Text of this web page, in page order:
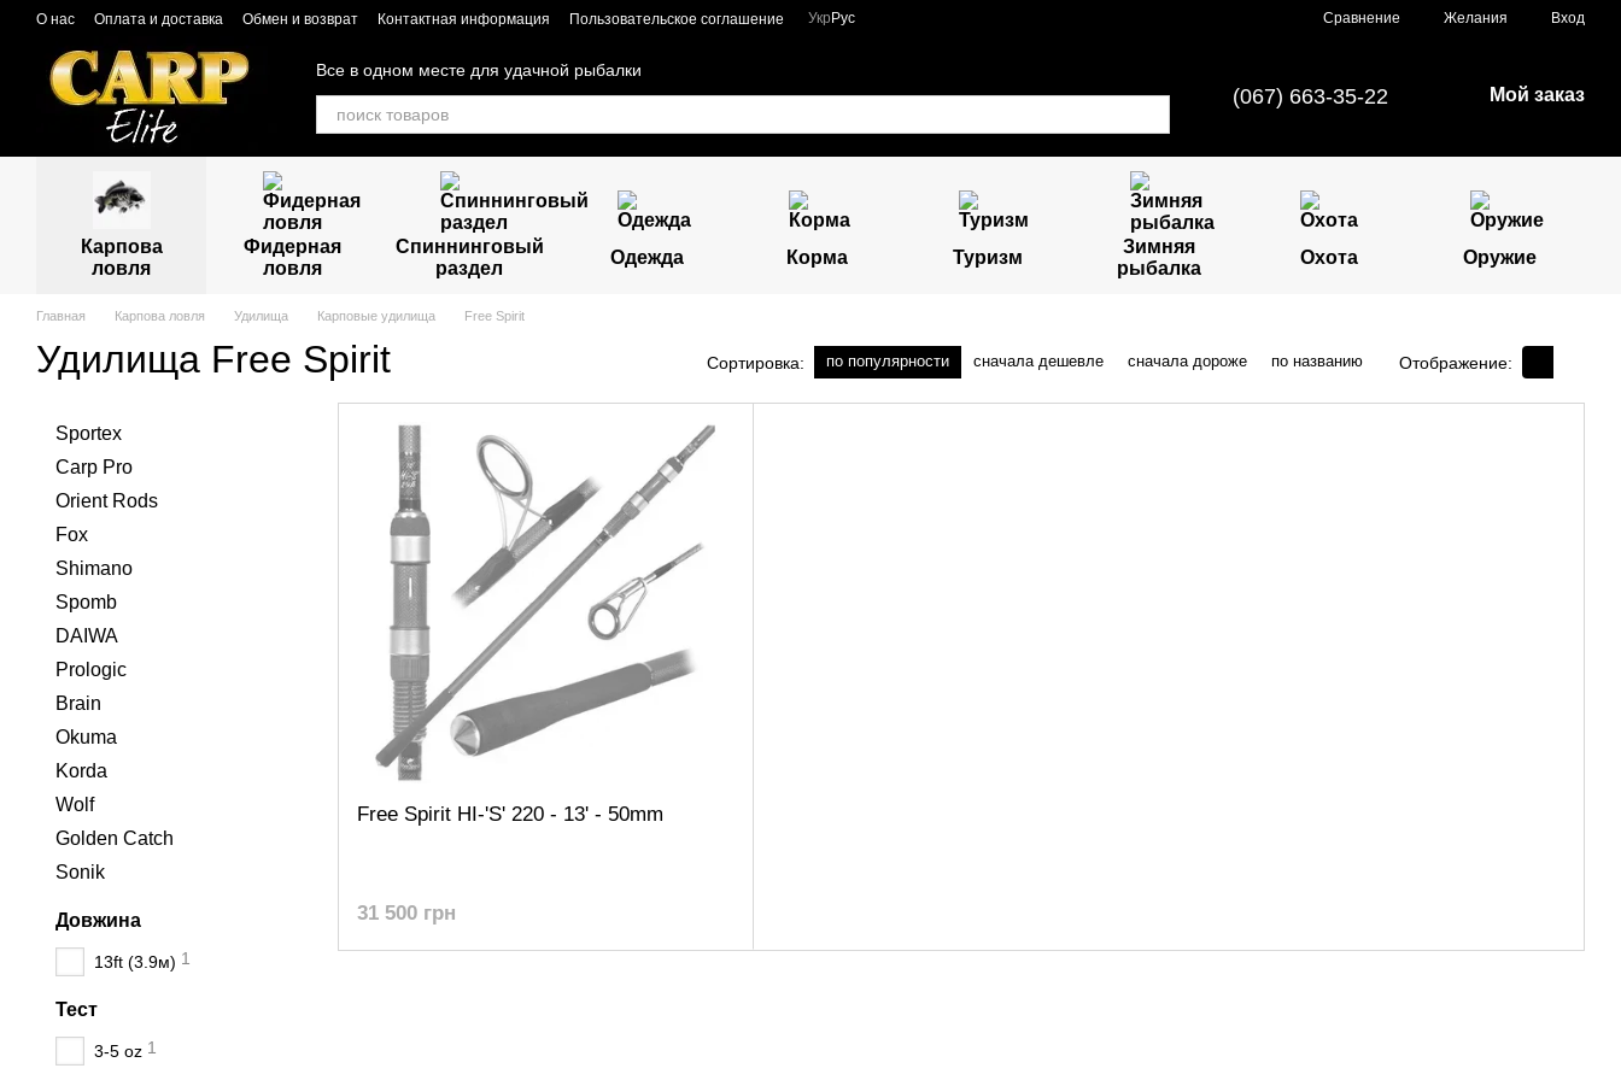
Перейти к основному контенту
О нас Оплата и доставка Обмен и возврат Контактная информация Пользовательское соглашение Укр Рус Сравнение Желания Вход
Все в одном месте для удачной рыбалки
(067) 663-35-22 Мой заказ
Карпова
ловля
Фидерная
ловля
Спиннинговый
раздел
Одежда Корма Туризм
Зимняя
рыбалка
Охота Оружие
Главная Карпова ловля Удилища Карповые удилища Free Spirit
Удилища Free Spirit Сортировка: по популярности сначала дешевле сначала дороже по названию Отображение:
Free Spirit HI-'S' 220 - 13' - 50mm
31 500 грн
Sportex
Carp Pro
Orient Rods
Fox
Shimano
Spomb
DAIWA
Prologic
Brain
Okuma
Korda
Wolf
Golden Catch
Sonik
Довжина
13ft (3.9м) 1
Тест
3-5 oz 1